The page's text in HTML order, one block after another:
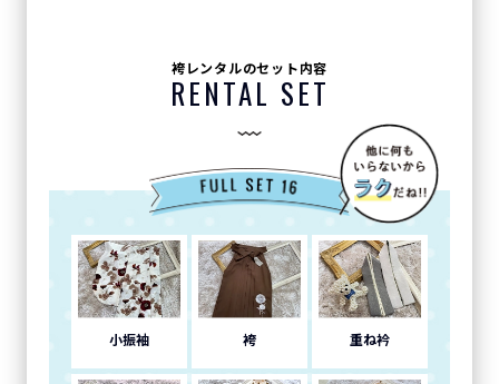
袴レンタルのセット内容
RENTAL SET
小振袖 袴 重ね衿